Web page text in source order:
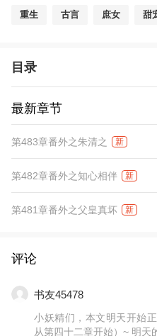
重生 古言 庶女 甜
目录
最新章节
第483章番外之朱清之 新
第482章番外之知心相伴 新
第481章番外之父皇真坏 新
评论
书友45478
小妖精们，本文明天开始
从第四十二章开始）~ 明天的更新会稍晚，得等开通入v通道才